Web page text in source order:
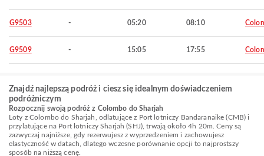
G9503 - 05:20 08:10
G9509 - 15:05 17:55
Znajdź najlepszą podróż i ciesz się idealnym doświadczeniem
podróżniczym
Rozpocznij swoją podróż z Colombo do Sharjah
Loty z Colombo do Sharjah, odlatujące z Port lotniczy Bandaranaike (CMB) i
przylatujące na Port lotniczy Sharjah (SHJ), trwają około 4h 20m. Ceny są
zazwyczaj najniższe, gdy rezerwujesz z wyprzedzeniem i zachowujesz
elastyczność w datach, dlatego wczesne porównanie opcji to najprostszy
sposób na niższą cenę.